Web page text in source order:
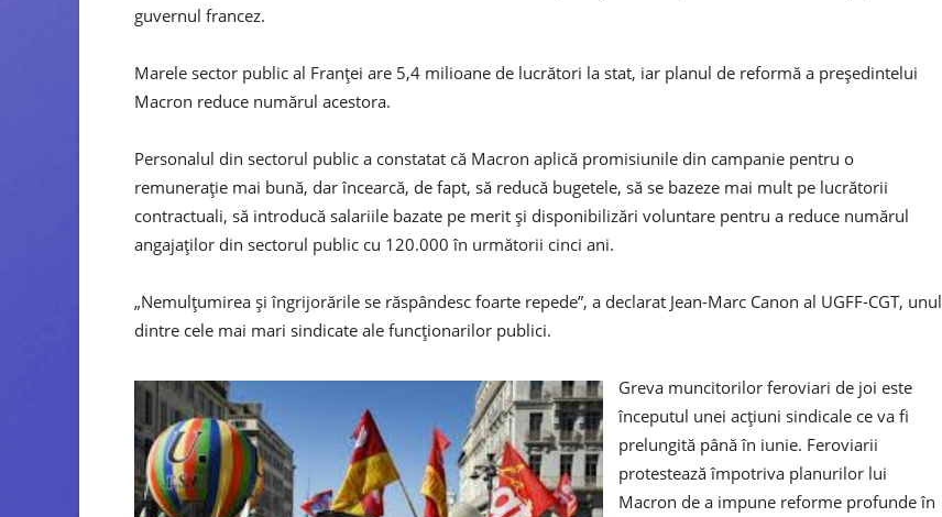
guvernul francez.
Marele sector public al Franței are 5,4 milioane de lucrători la stat, iar planul de reformă a președintelui
Macron reduce numărul acestora.
Personalul din sectorul public a constatat că Macron aplică promisiunile din campanie pentru o
remunerație mai bună, dar încearcă, de fapt, să reducă bugetele, să se bazeze mai mult pe lucrătorii
contractuali, să introducă salariile bazate pe merit și disponibilizări voluntare pentru a reduce numărul
angajaților din sectorul public cu 120.000 în următorii cinci ani.
„Nemulțumirea și îngrijorările se răspândesc foarte repede”, a declarat Jean-Marc Canon al UGFF-CGT, unul
dintre cele mai mari sindicate ale funcționarilor publici.
Greva muncitorilor feroviari de joi este
începutul unei acțiuni sindicale ce va fi
prelungită până în iunie. Feroviarii
protestează împotriva planurilor lui
Macron de a impune reforme profunde în